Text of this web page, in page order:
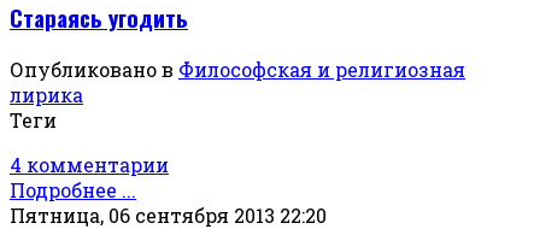
Стараясь угодить
Опубликовано в Философская и религиозная
лирика
Теги
4 комментарии
Подробнее ...
Пятница, 06 сентября 2013 22:20